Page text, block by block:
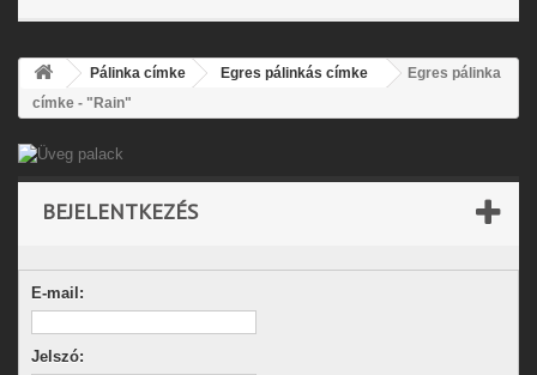
Pálinka címke Egres pálinkás címke
Egres pálinka
címke - "Rain"
BEJELENTKEZÉS
E-mail:
Jelszó: